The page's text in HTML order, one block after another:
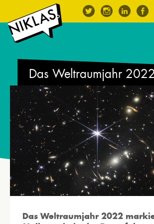
Das Weltraumjahr 2022
Das Weltraumjahr 2022